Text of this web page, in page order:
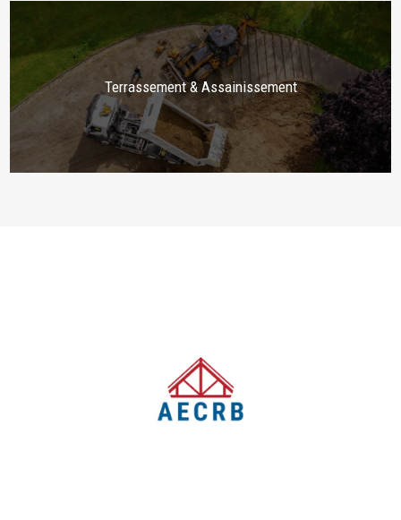
Terrassement & Assainissement